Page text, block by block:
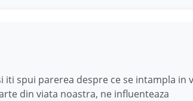
iti spui parerea despre ce se intampla in
din viata noastra, ne influenteaza